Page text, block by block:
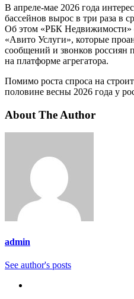
В апреле-мае 2026 года
бассейнов вырос в три раза в
Об этом «РБК Недвижимости»
«Авито Услуги», которые
сообщений и звонков
на платформе агрегатора.
Помимо роста спроса на
половине весны 2026 года у
About The Author
admin
See author's posts